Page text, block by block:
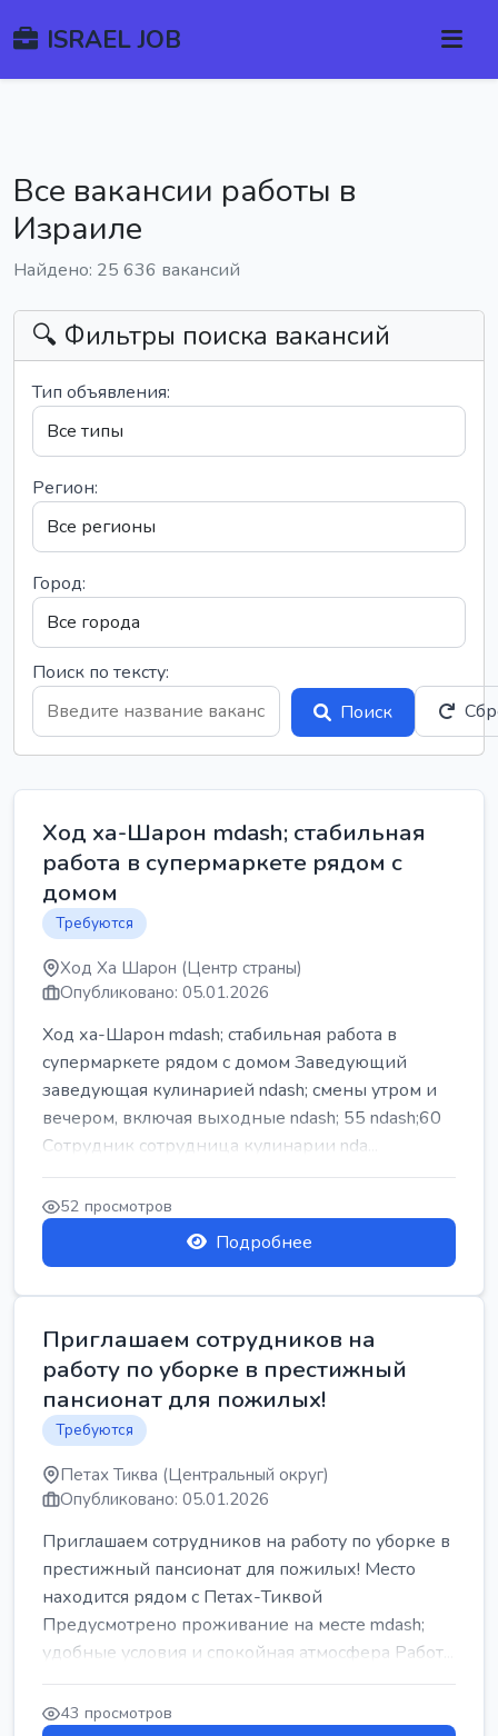
ISRAEL JOB
Все вакансии работы в
Израиле
Найдено: 25 636 вакансий
🔍 Фильтры поиска вакансий
Тип объявления:
Регион:
Город:
Поиск по тексту:
Поиск
Ход ха-Шарон mdash; стабильная
работа в супермаркете рядом с
домом
Требуются
Ход Ха Шарон (Центр страны)
Опубликовано: 05.01.2026
Ход ха-Шарон mdash; стабильная работа в
супермаркете рядом с домом Заведующий
заведующая кулинарией ndash; смены утром и
вечером, включая выходные ndash; 55 ndash;60
Сотрудник сотрудница кулинарии nda...
52 просмотров
Подробнее
Приглашаем сотрудников на
работу по уборке в престижный
пансионат для пожилых!
Требуются
Петах Тиква (Центральный округ)
Опубликовано: 05.01.2026
Приглашаем сотрудников на работу по уборке в
престижный пансионат для пожилых! Место
находится рядом с Петах-Тиквой
Предусмотрено проживание на месте mdash;
удобные условия и спокойная атмосфера Работ...
43 просмотров